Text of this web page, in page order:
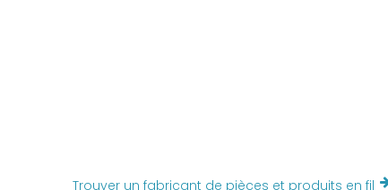
Trouver un fabricant de pièces et produits en fil